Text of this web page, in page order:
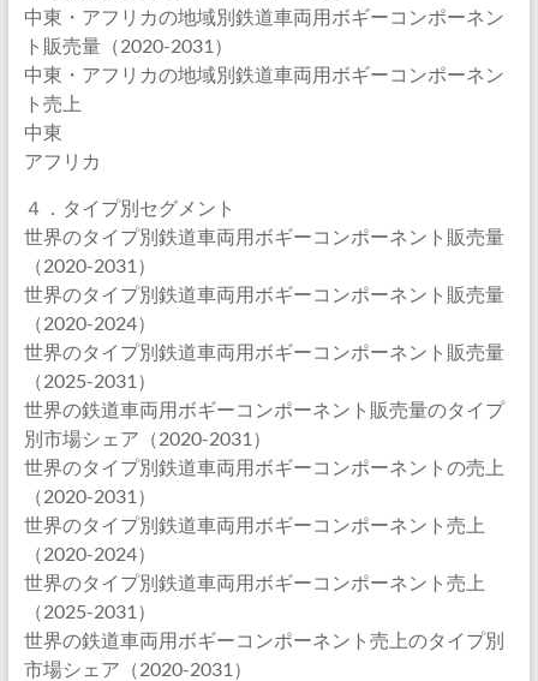
中東・アフリカの地域別鉄道車両用ボギーコンポーネン
ト販売量（2020-2031）
中東・アフリカの地域別鉄道車両用ボギーコンポーネン
ト売上
中東
アフリカ
４．タイプ別セグメント
世界のタイプ別鉄道車両用ボギーコンポーネント販売量
（2020-2031）
世界のタイプ別鉄道車両用ボギーコンポーネント販売量
（2020-2024）
世界のタイプ別鉄道車両用ボギーコンポーネント販売量
（2025-2031）
世界の鉄道車両用ボギーコンポーネント販売量のタイプ
別市場シェア（2020-2031）
世界のタイプ別鉄道車両用ボギーコンポーネントの売上
（2020-2031）
世界のタイプ別鉄道車両用ボギーコンポーネント売上
（2020-2024）
世界のタイプ別鉄道車両用ボギーコンポーネント売上
（2025-2031）
世界の鉄道車両用ボギーコンポーネント売上のタイプ別
市場シェア（2020-2031）